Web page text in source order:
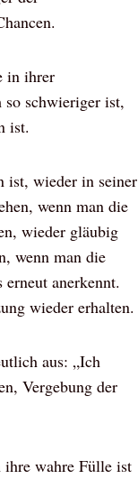
in ihrer
so schwieriger ist,
ist.
ist, wieder in seiner
wenn man die
wieder gläubig
wenn man die
anerkennt.
wieder erhalten.
aus: „Ich
Vergebung der
wahre Fülle ist